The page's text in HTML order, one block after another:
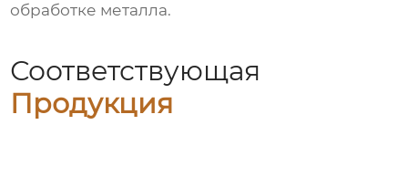
обработке металла.
Соответствующая
Продукция